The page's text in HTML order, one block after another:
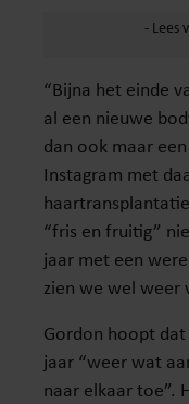
“Bijna het einde
al een nieuwe
dan ook maar
Instagram met
“fris en fruitig”
jaar met een
zien we wel weer
Gordon hoopt
jaar “weer wat
naar elkaar toe”.